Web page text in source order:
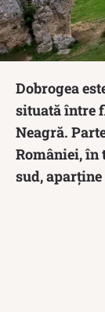
Dobrogea
situată între
Neagră.
României, în
sud,